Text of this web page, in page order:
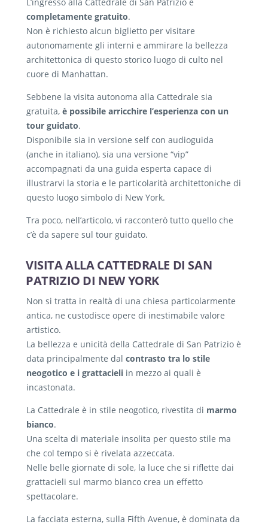
L’ingresso alla Cattedrale di San Patrizio è
completamente gratuito.
Non è richiesto alcun biglietto per visitare
autonomamente gli interni e ammirare la bellezza
architettonica di questo storico luogo di culto nel
cuore di Manhattan.
Sebbene la visita autonoma alla Cattedrale sia
gratuita, è possibile arricchire l’esperienza con un
tour guidato.
Disponibile sia in versione self con audioguida
(anche in italiano), sia una versione “vip”
accompagnati da una guida esperta capace di
illustrarvi la storia e le particolarità architettoniche di
questo luogo simbolo di New York.
Tra poco, nell’articolo, vi racconterò tutto quello che
c’è da sapere sul tour guidato.
VISITA ALLA CATTEDRALE DI SAN
PATRIZIO DI NEW YORK
Non si tratta in realtà di una chiesa particolarmente
antica, ne custodisce opere di inestimabile valore
artistico.
La bellezza e unicità della Cattedrale di San Patrizio è
data principalmente dal contrasto tra lo stile
neogotico e i grattacieli in mezzo ai quali è
incastonata.
La Cattedrale è in stile neogotico, rivestita di marmo
bianco.
Una scelta di materiale insolita per questo stile ma
che col tempo si è rivelata azzeccata.
Nelle belle giornate di sole, la luce che si riflette dai
grattacieli sul marmo bianco crea un effetto
spettacolare.
La facciata esterna, sulla Fifth Avenue, è dominata da